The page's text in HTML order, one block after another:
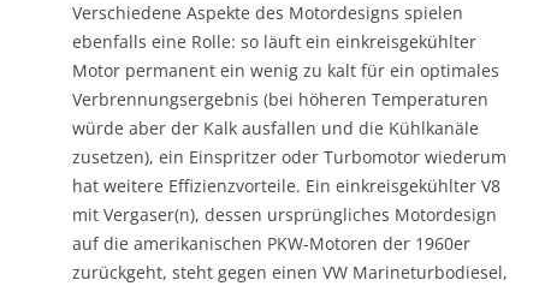
Verschiedene Aspekte des Motordesigns spielen
ebenfalls eine Rolle: so läuft ein einkreisgekühlter
Motor permanent ein wenig zu kalt für ein optimales
Verbrennungsergebnis (bei höheren Temperaturen
würde aber der Kalk ausfallen und die Kühlkanäle
zusetzen), ein Einspritzer oder Turbomotor wiederum
hat weitere Effizienzvorteile. Ein einkreisgekühlter V8
mit Vergaser(n), dessen ursprüngliches Motordesign
auf die amerikanischen PKW-Motoren der 1960er
zurückgeht, steht gegen einen VW Marineturbodiesel,